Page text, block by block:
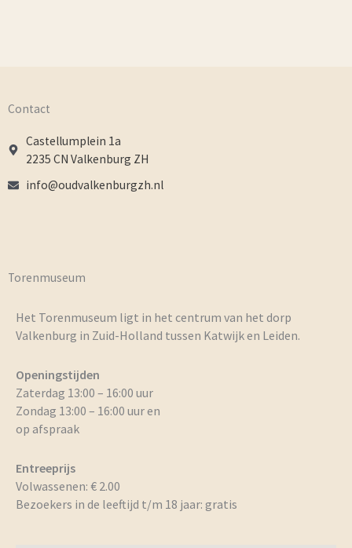
Contact
Castellumplein 1a
2235 CN Valkenburg ZH
info@oudvalkenburgzh.nl
Torenmuseum
Het Torenmuseum ligt in het centrum van het dorp
Valkenburg in Zuid-Holland tussen Katwijk en Leiden.
Openingstijden
Zaterdag 13:00 – 16:00 uur
Zondag 13:00 – 16:00 uur en
op afspraak
Entreeprijs
Volwassenen: € 2.00
Bezoekers in de leeftijd t/m 18 jaar: gratis